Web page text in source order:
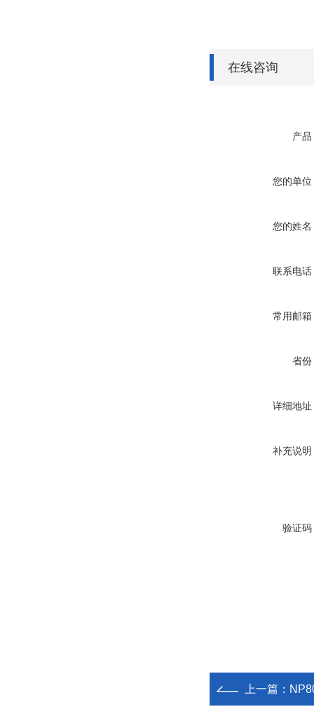
在线咨询
产品
您的单位
您的姓名
联系电话
常用邮箱
省份
详细地址
补充说明
验证码
上一篇：